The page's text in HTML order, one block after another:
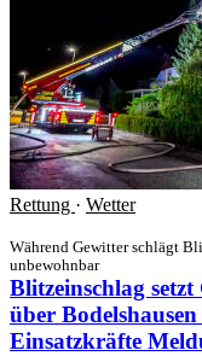
Rettung · Wetter
Während Gewitter schlägt
unbewohnbar
Blitzeinschlag
über
Einsatzkräfte